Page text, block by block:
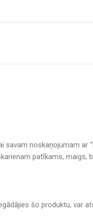
savam noskaņojumam
patīkams, maigs,
šo produktu, var